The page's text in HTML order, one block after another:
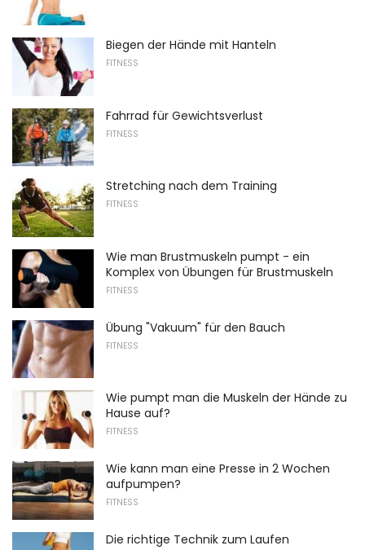
Biegen der Hände mit Hanteln
FITNESS
Fahrrad für Gewichtsverlust
FITNESS
Stretching nach dem Training
FITNESS
Wie man Brustmuskeln pumpt - ein
Komplex von Übungen für Brustmuskeln
FITNESS
Übung "Vakuum" für den Bauch
FITNESS
Wie pumpt man die Muskeln der Hände zu
Hause auf?
FITNESS
Wie kann man eine Presse in 2 Wochen
aufpumpen?
FITNESS
Die richtige Technik zum Laufen